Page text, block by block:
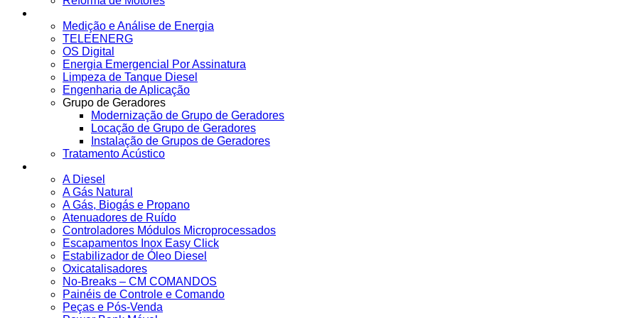
Medição e Análise de Energia
TELEENERG
OS Digital
Energia Emergencial Por Assinatura
Limpeza de Tanque Diesel
Engenharia de Aplicação
Grupo de Geradores
Modernização de Grupo de Geradores
Locação de Grupo de Geradores
Instalação de Grupos de Geradores
Tratamento Acústico
A Diesel
A Gás Natural
A Gás, Biogás e Propano
Atenuadores de Ruído
Controladores Módulos Microprocessados
Escapamentos Inox Easy Click
Estabilizador de Óleo Diesel
Oxicatalisadores
No-Breaks – CM COMANDOS
Painéis de Controle e Comando
Peças e Pós-Venda